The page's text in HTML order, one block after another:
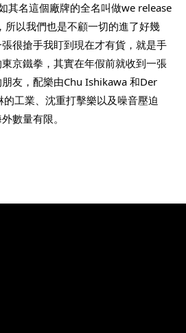
念 T-shirt
- +
其名這個廠牌的全名叫做we release
以我們也是不顧一切的進了好幾
很搶手我盯到現在才有貨，就是手
京鐵拳，其實在年假前就收到一張
友，配樂由Chu Ishikawa 和Der
工業、沈重打擊樂以及噪音壓迫
數量有限。